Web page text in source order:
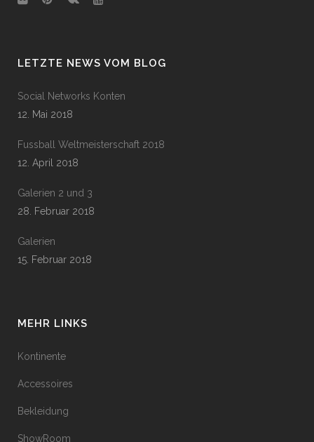
LETZTE NEWS VOM BLOG
Social Networks Konten
12. Mai 2018
Fussball Weltmeisterschaft 2018
12. April 2018
Galerien 2 und 3
28. Februar 2018
Galerien
15. Februar 2018
MEHR LINKS
Kontinente
Accessoires
Bekleidung
ShowRoom